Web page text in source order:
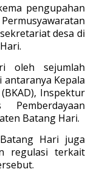
pengupahan
desa di
oleh sejumlah
Kepala
Inspektur
Batang Hari.
Hari juga
regulasi terkait